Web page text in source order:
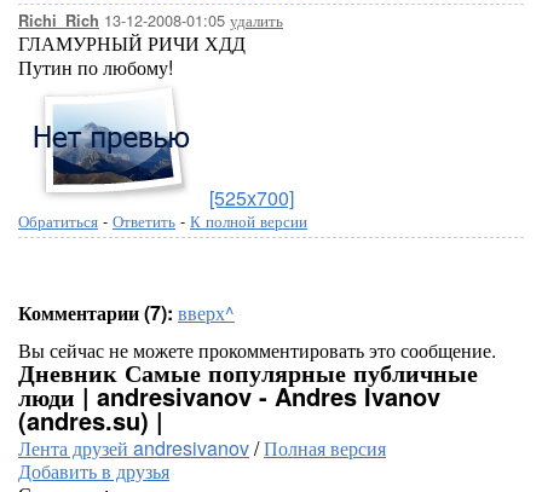
Richi_Rich 13-12-2008-01:05 удалить
ГЛАМУРНЫЙ РИЧИ ХДД
Путин по любому!
[525x700]
Обратиться - Ответить - К полной версии
Комментарии (7): вверх^
Вы сейчас не можете прокомментировать это сообщение.
Дневник Самые популярные публичные
люди | andresivanov - Andres Ivanov
(andres.su) |
Лента друзей andresivanov/Полная версия
Добавить в друзья